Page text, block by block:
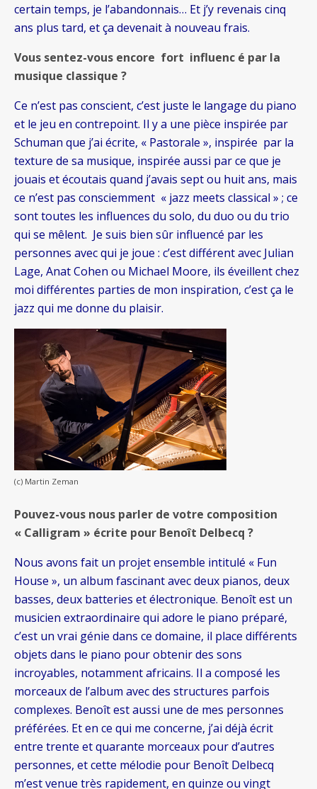
certain temps, je l’abandonnais… Et j’y revenais cinq
ans plus tard, et ça devenait à nouveau frais.
Vous sentez-vous encore fort influenc é par la
musique classique ?
Ce n’est pas conscient, c’est juste le langage du piano
et le jeu en contrepoint. Il y a une pièce inspirée par
Schuman que j’ai écrite, « Pastorale », inspirée par la
texture de sa musique, inspirée aussi par ce que je
jouais et écoutais quand j’avais sept ou huit ans, mais
ce n’est pas consciemment « jazz meets classical » ; ce
sont toutes les influences du solo, du duo ou du trio
qui se mêlent. Je suis bien sûr influencé par les
personnes avec qui je joue : c’est différent avec Julian
Lage, Anat Cohen ou Michael Moore, ils éveillent chez
moi différentes parties de mon inspiration, c’est ça le
jazz qui me donne du plaisir.
(c) Martin Zeman
Pouvez-vous nous parler de votre composition
« Calligram » écrite pour Benoît Delbecq ?
Nous avons fait un projet ensemble intitulé « Fun
House », un album fascinant avec deux pianos, deux
basses, deux batteries et électronique. Benoît est un
musicien extraordinaire qui adore le piano préparé,
c’est un vrai génie dans ce domaine, il place différents
objets dans le piano pour obtenir des sons
incroyables, notamment africains. Il a composé les
morceaux de l’album avec des structures parfois
complexes. Benoît est aussi une de mes personnes
préférées. Et en ce qui me concerne, j’ai déjà écrit
entre trente et quarante morceaux pour d’autres
personnes, et cette mélodie pour Benoît Delbecq
m’est venue très rapidement, en quinze ou vingt